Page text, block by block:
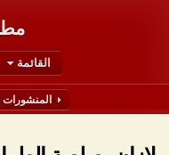
القائمة
المنشورات